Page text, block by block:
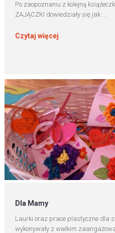
Po zaopoznaniu z kolejną
ZAJĄCZKI dowiedziały się jak ...
Czytaj więcej
Dla Mamy
Laurki oraz prace plastyczne dla
wykonywały z wielkim